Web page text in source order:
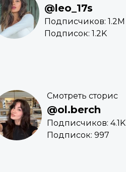
@leo_17s
Подписчиков: 1.2M
Подписок: 1.2K
Смотреть сторис
@ol.berch
Подписчиков: 4.1K
Подписок: 997